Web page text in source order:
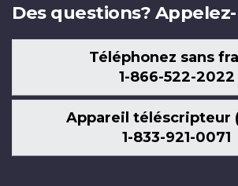
Des questions?
Téléphonez sans
1-866-522-2022
Appareil téléscripteur
1-833-921-0071